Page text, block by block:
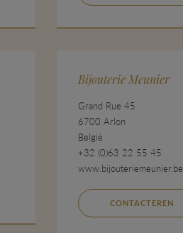
Bijouterie Meunier
Grand Rue 45
6700 Arlon
België
+32 (0)63 22 55 45
www.bijouteriemeunier.be
CONTACTEREN